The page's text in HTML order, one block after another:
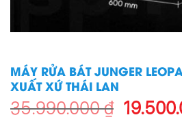
MÁY RỬA BÁT JUNGER
XUẤT XỨ THÁI LAN
35.990.000₫ Giá